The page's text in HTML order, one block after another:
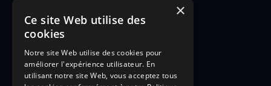
×
Ce site Web utilise des
cookies
Notre site Web utilise des cookies pour
améliorer l'expérience utilisateur. En
utilisant notre site Web, vous acceptez tous